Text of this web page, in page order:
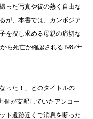
った写真や彼の熱く自由な
が、本書では、カンボジア
を捜し求める母親の痛切な
ら死亡が確認される1982年
った！」とのタイトルの
側が支配していたアンコー
ト遺跡近くで消息を断った